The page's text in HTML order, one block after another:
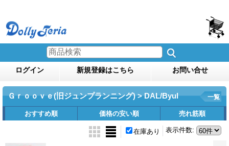
ログイン 新規登録はこちら お問い合せ
Ｇｒｏｏｖｅ(旧ジュンプランニング) > DAL/Byul 一覧
おすすめ順 価格の安い順 売れ筋順
表示件数:
在庫あり